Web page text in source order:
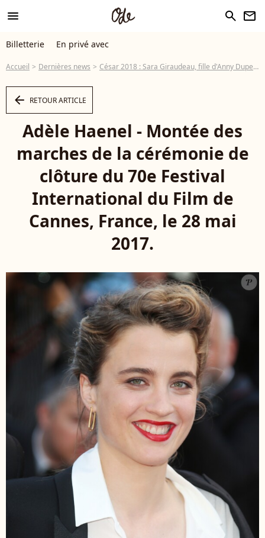
menu search newsletter
Billetterie En privé avec
Accueil Dernières news César 2018 : Sara Giraudeau, fille d'Anny Duperey, meilleur second rôle féminin
arrow_left RETOUR ARTICLE
Adèle Haenel - Montée des
marches de la cérémonie de
clôture du 70e Festival
International du Film de
Cannes, France, le 28 mai
2017.